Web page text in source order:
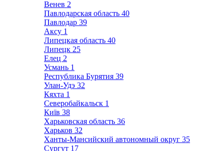
Венев 2
Павлодарская область 40
Павлодар 39
Аксу 1
Липецкая область 40
Липецк 25
Елец 2
Усмань 1
Республика Бурятия 39
Улан-Удэ 32
Кяхта 1
Северобайкальск 1
Київ 38
Харьковская область 36
Харьков 32
Ханты-Мансийский автономный округ 35
Сургут 17